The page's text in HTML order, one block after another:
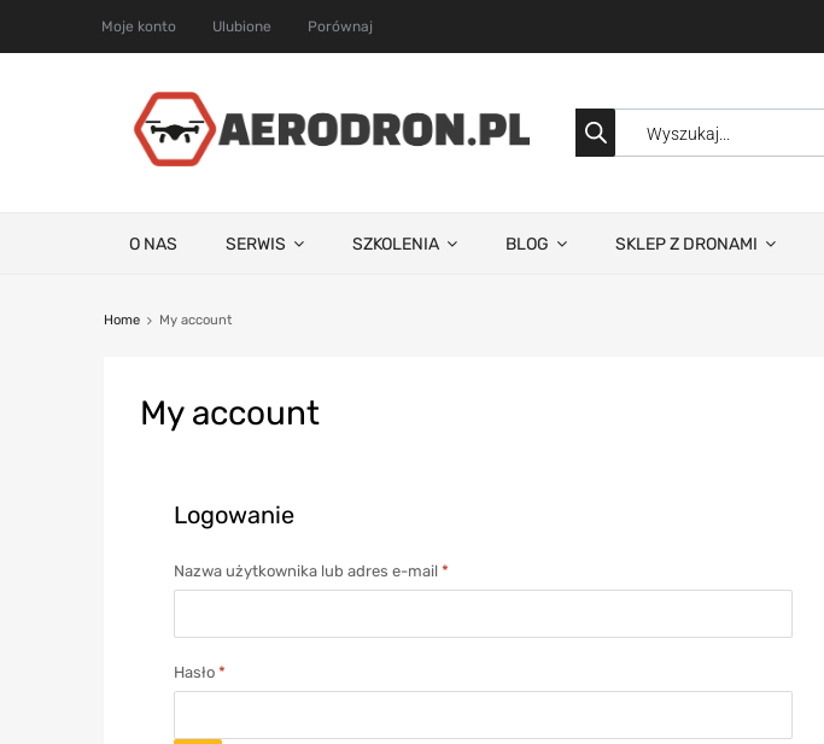
Moje konto Ulubione Porównaj
O NAS SERWIS SZKOLENIA BLOG SKLEP Z DRONAMI
Home My account
Myaccount
Logowanie
Nazwa użytkownika lub adres e-mail *
Hasło *